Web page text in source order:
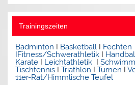
Trainingszeiten
Badminton I Basketball I Fechten
IFitness/Schwerathletik I
Karate I Leichtathletik I
Tischtennis ITriathlon ITurnen I
11er-Rat/Himmlische Teufel